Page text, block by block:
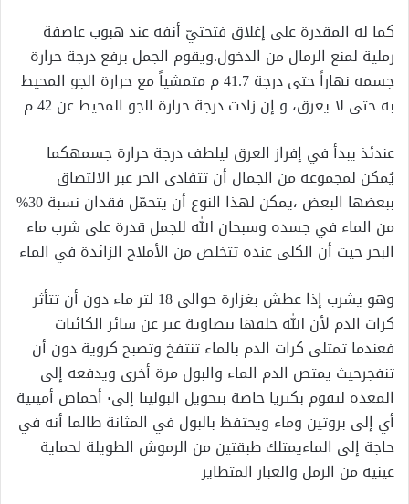
كما له المقدرة على إغلاق فتحتيّ أنفه عند هبوب عاصفة
رملية لمنع الرمال من الدخول.ويقوم الجمل برفع درجة حرارة
جسمه نهاراً حتى درجة 41.7 م متمشياً مع حرارة الجو المحيط
به حتى لا يعرق، و إن زادت درجة حرارة الجو المحيط عن 42 م
عندئذ يبدأ في إفراز العرق ليلطف درجة حرارة جسمهكما
يُمكن لمجموعة من الجمال أن تتفادى الحر عبر الالتصاق
ببعضها البعض ،يمكن لهذا النوع أن يتحمّل فقدان نسبة 30%
من الماء في جسده وسبحان الله للجمل قدرة على شرب ماء
البحر حيث أن الكلى عنده تتخلص من الأملاح الزائدة في الماء
وهو يشرب إذا عطش بغزارة حوالي 18 لتر ماء دون أن تتأثر
كرات الدم لأن الله خلقها بيضاوية غير عن سائر الكائنات
فعندما تمتلى كرات الدم بالماء تنتفخ وتصبح كروية دون أن
تنفجرحيث يمتص الدم الماء والبول مرة أخرى ويدفعه إلى
المعدة لتقوم بكتريا خاصة بتحويل البولينا إلى٠ أحماض أمينية
أي إلى بروتين وماء ويحتفظ بالبول في المثانة طالما أنه في
حاجة إلى الماءيمتلك طبقتين من الرموش الطويلة لحماية
عينيه من الرمل والغبار المتطاير